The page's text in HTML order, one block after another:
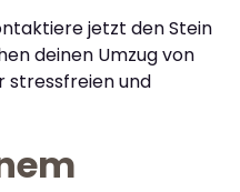
jetzt den Stein
deinen Umzug von
stressfreien und